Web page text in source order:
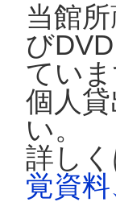
当館
び
ていま
個人
い。
詳し
覚資